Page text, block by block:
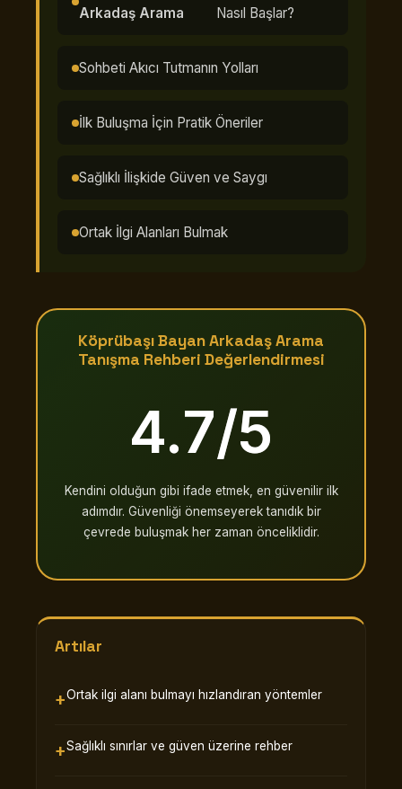
Arkadaş Arama
Nasıl Başlar?
Sohbeti Akıcı Tutmanın Yolları
İlk Buluşma İçin Pratik Öneriler
Sağlıklı İlişkide Güven ve Saygı
Ortak İlgi Alanları Bulmak
Köprübaşı Bayan Arkadaş Arama
Tanışma Rehberi Değerlendirmesi
4.7/5
Kendini olduğun gibi ifade etmek, en güvenilir ilk
adımdır. Güvenliği önemseyerek tanıdık bir
çevrede buluşmak her zaman önceliklidir.
Artılar
Ortak ilgi alanı bulmayı hızlandıran yöntemler
Sağlıklı sınırlar ve güven üzerine rehber